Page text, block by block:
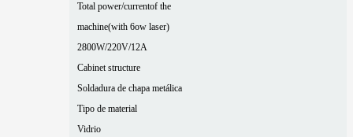
Total power/currentof the
machine(with 6ow laser)
2800W/220V/12A
Cabinet structure
Soldadura de chapa metálica
Tipo de material
Vidrio